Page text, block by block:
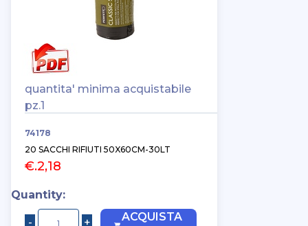
quantita' minima acquistabile
pz.1
74178
20 SACCHI RIFIUTI 50X60CM-30LT
€.2,18
Quantity:
ACQUISTA